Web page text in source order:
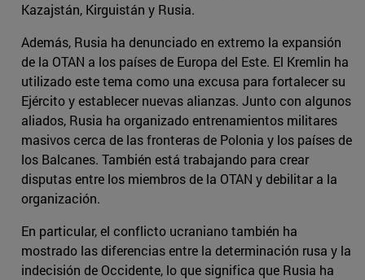
Kazajstán, Kirguistán y Rusia.
Además, Rusia ha denunciado en extremo la expansión
de la OTAN a los países de Europa del Este. El Kremlin ha
utilizado este tema como una excusa para fortalecer su
Ejército y establecer nuevas alianzas. Junto con algunos
aliados, Rusia ha organizado entrenamientos militares
masivos cerca de las fronteras de Polonia y los países de
los Balcanes. También está trabajando para crear
disputas entre los miembros de la OTAN y debilitar a la
organización.
En particular, el conflicto ucraniano también ha
mostrado las diferencias entre la determinación rusa y la
indecisión de Occidente, lo que significa que Rusia ha